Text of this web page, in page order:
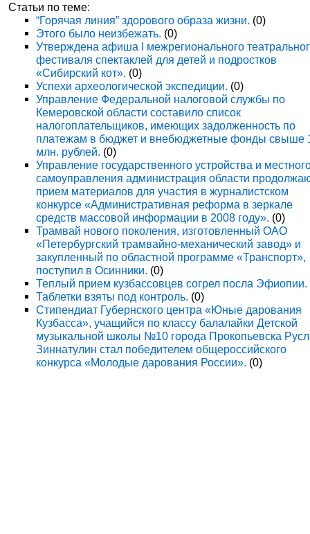
Статьи по теме:
“Горячая линия” здорового образа жизни. (0)
Этого было неизбежать. (0)
Утверждена афиша I межрегионального
фестиваля спектаклей для детей и подростков
«Сибирский кот». (0)
Успехи археологической экспедиции. (0)
Управление Федеральной налоговой службы по
Кемеровской области составило список
налогоплательщиков, имеющих задолженность по
платежам в бюджет и внебюджетные фонды свыше
млн. рублей. (0)
Управление государственного устройства и
самоуправления администрация области
прием материалов для участия в журналистском
конкурсе «Административная реформа в зеркале
средств массовой информации в 2008 году». (0)
Трамвай нового поколения, изготовленный ОАО
«Петербургский трамвайно-механический завод» и
закупленный по областной программе «Транспорт»,
поступил в Осинники. (0)
Теплый прием кузбассовцев согрел посла Эфиопии.
Таблетки взяты под контроль. (0)
Стипендиат Губернского центра «Юные дарования
Кузбасса», учащийся по классу балалайки Детской
музыкальной школы №10 города Прокопьевска
Зиннатулин стал победителем общероссийского
конкурса «Молодые дарования России». (0)